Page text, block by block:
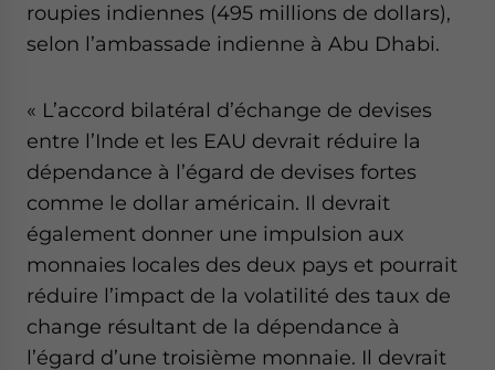
roupies indiennes (495 millions de dollars),
selon l’ambassade indienne à Abu Dhabi.
« L’accord bilatéral d’échange de devises
entre l’Inde et les EAU devrait réduire la
dépendance à l’égard de devises fortes
comme le dollar américain. Il devrait
également donner une impulsion aux
monnaies locales des deux pays et pourrait
réduire l’impact de la volatilité des taux de
change résultant de la dépendance à
l’égard d’une troisième monnaie. Il devrait
- case sensitive